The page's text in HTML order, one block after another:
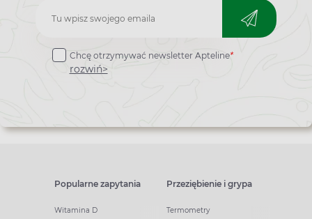
Zapisz
do
newslettera
Chcę otrzymywać newsletter Apteline*
rozwiń>
Popularne zapytania
Witamina D
Przeziębienie i grypa
Termometry